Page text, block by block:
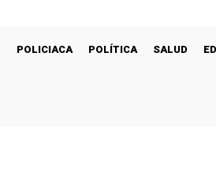
POLICIACA POLÍTICA SALUD